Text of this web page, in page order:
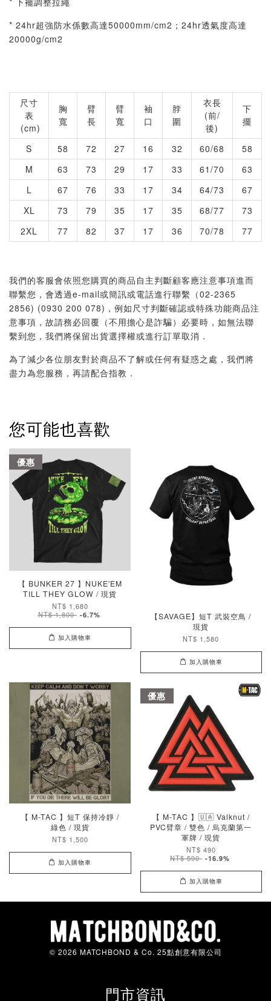
* 24hr超強防水係數高達50000mm/cm2；24hr透氣度高達
20000g/cm2
尺寸
表
(cm)
胸
寬
臂
長
臂
寬
袖
口
脖
圍
衣長
(前/
後)
下
擺
S 58 72 27 16 32 60/68
58
M
63 73 29 17 33 61/70
63
L
67 76 33 17 34 64/73
67
XL
73 79 35 17 35 68/77
73
2XL
77 82 37 17 36 70/78 77
我們的客服會依照您購買的商品自主判斷顧客應注意事項進而
聯繫您，會透過e-mail或簡訊或電話進行聯繫（02-2365
2856) (0930 200 078)，例如尺寸判斷確認或特殊功能商品注
意事項，故請務必回覆（不用擔心是詐騙）必要時，如無法聯
繫到您，我們將保留出貨選擇權或進行訂單取消．
為了減少各位朋友對於商品不了解或任何有疑惑之處，我們將
盡力為您服務，再請配合指教．
您可能也喜歡
優惠
【 BUNKER 27 】NUKE'EM
TILL THEY GLOW / 現貨
NT$ 1,680
NT$ 1,800 -6.7%
加入購物車
【SAVAGE】短T 武裝空鳥 /
現貨
NT$ 1,580
加入購物車
【 M-TAC 】短T 保持冷靜 /
綠色 / 現貨
NT$ 1,500
加入購物車
優惠
【 M-TAC 】🇺🇦 Valknut /
PVC臂章 / 雙色 / 烏克蘭第一
軍牌 / 現貨
NT$ 490
NT$ 590 -16.9%
加入購物車
© 2026 MATCHBOND & Co. 25點創意有限公司
門市資訊